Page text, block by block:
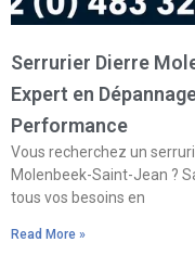
Serrurier Dierre
Expert en
Performance
Vous recherchez un
Molenbeek-Saint-Jean ?
tous vos besoins en
Read More »